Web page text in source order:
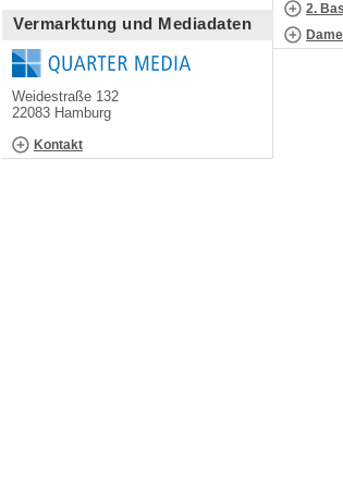
Vermarktung und Mediadaten
Weidestraße 132
22083 Hamburg
Kontakt
2.